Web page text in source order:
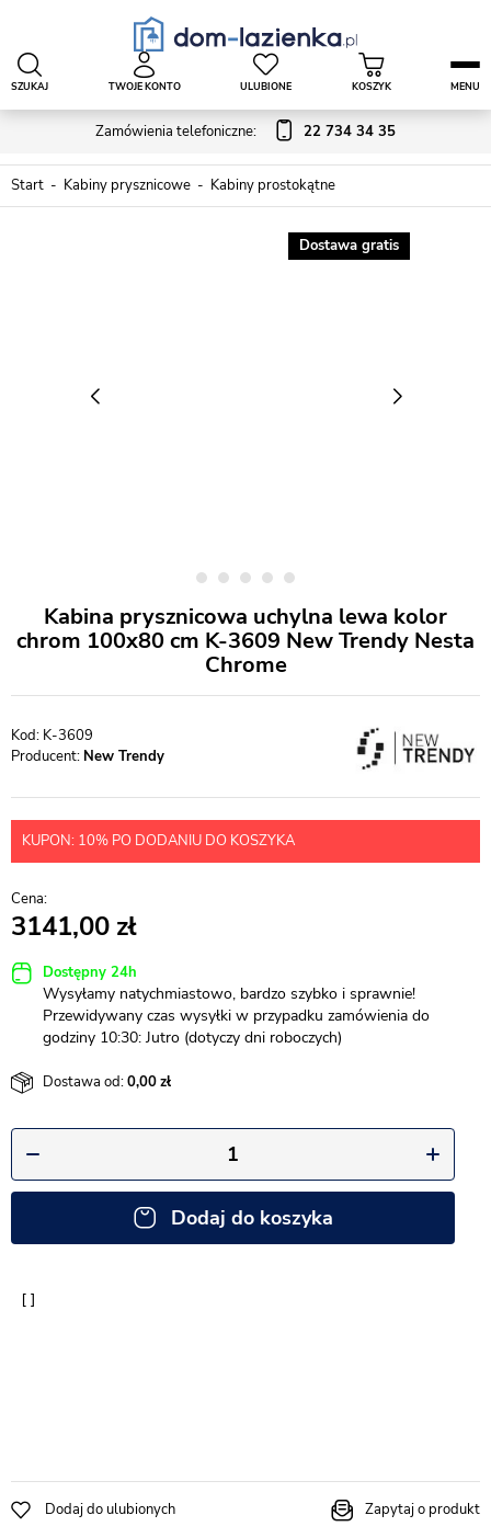
Zamówienia telefoniczne: 22 734 34 35
SZUKAJ TWOJE KONTO ULUBIONE KOSZYK MENU
Start Kabiny prysznicowe Kabiny prostokątne
Dostawa gratis
Kabina prysznicowa uchylna lewa kolor
chrom 100x80 cm K-3609 New Trendy Nesta
Chrome
K-3609
Producent: New Trendy
KUPON: 10% PO DODANIU DO KOSZYKA
3141,00
Dostępny 24h
Wysyłamy natychmiastowo, bardzo szybko i sprawnie!
Przewidywany czas wysyłki w przypadku zamówienia do
godziny 10:30: Jutro (dotyczy dni roboczych)
Dostawa od:0,00
Dodaj do koszyka
Dodaj do ulubionych Zapytaj o produkt